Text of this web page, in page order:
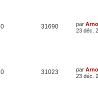
0 31690 par
23 déc.
0 31023 par
23 déc.